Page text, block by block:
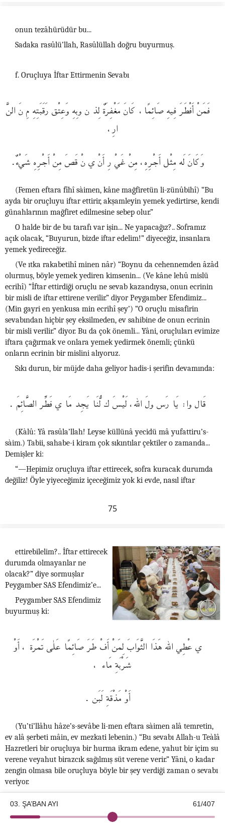
03. ŞA’BAN AYI 61/407
onun tezâhürüdür bu...
Sadaka rasûlü’llah, Rasûlüllah doğru buyurmuş.
f. Oruçluya İftar Ettirmenin Sevabı
فَمَنْ أَفْطَرَ فِيهِ صَائِمًا، كَانَ مَغْفِرَةٌ لِذ ن وبِهِ وَعِتْق رَقَبَتِهِ مِ نَ النَّ
ارِ،
وَكَانَ لَه مِثْل أَجْرِهِ، مِنْ غَيْ رِ أَنْ ي نْ قَصَ مِنْ أَجْرِهِ شَيْءٌ.
(Femen eftara fîhî sàimen, kâne mağfiretün li-zünûbihî) “Bu
ayda bir oruçluyu iftar ettirir, akşamleyin yemek yedirtirse, kendi
günahlarının mağfiret edilmesine sebep olur.”
O halde bir de bu tarafı var işin... Ne yapacağız?.. Soframız
açık olacak, “Buyurun, bizde iftar edelim!” diyeceğiz, insanlara
yemek yedireceğiz.
(Ve ıtka rakabetihî minen nâr) “Boynu da cehennemden âzâd
olurmuş, böyle yemek yediren kimsenin... (Ve kâne lehû mislü
ecrihî) “İftar ettirdiği oruçlu ne sevab kazandıysa, onun ecrinin
bir misli de iftar ettirene verilir.” diyor Peygamber Efendimiz...
(Min gayri en yenkusa min ecrihî şey’) “O oruçlu misafirin
sevabından hiçbir şey eksilmeden, ev sahibine de onun ecrinin
bir misli verilir.” diyor. Bu da çok önemli... Yâni, oruçluları evimize
iftara çağırmak ve onlara yemek yedirmek önemli; çünkü
onların ecrinin bir mislini alıyoruz.
Sıkı durun, bir müjde daha geliyor hadis-i şerifin devamında:
قَال وا: يَا رَس ولَ الله، لَيْسَ ك لُّنَا يَجِد مَا ي فَطِّر الصَّائِمَ .
(Kàlû: Yâ rasûla’llah! Leyse küllünâ yecidü mâ yufattiru’s-
sàim.) Tabii, sahabe-i kiram çok sıkıntılar çektiler o zamanda...
Demişler ki:
“—Hepimiz oruçluya iftar ettirecek, sofra kuracak durumda
değiliz! Öyle yiyeceğimiz içeceğimiz yok ki evde, nasıl iftar
75
ettirebilelim?.. İftar ettirecek
durumda olmayanlar ne
olacak?” diye sormuşlar
Peygamber SAS Efendimiz’e...
Peygamber SAS Efendimiz
buyurmuş ki:
ي عْطِي الله هَذَا الثَّوَابَ لِمَنْ أَفْ طَرَ صَائِمًا عَلٰى تَمْرَة ، أَوْ
شَرْبَةِ مَاء ،
أَوْ مَذْقَةِ لَبَن .
(Yu’ti’llâhu hâze’s-sevâbe li-men eftara sàimen alâ temretin,
ev alâ şerbeti mâin, ev mezkati lebenin.) “Bu sevabı Allah-u Teàlâ
Hazretleri bir oruçluya bir hurma ikram edene, yahut bir içim su
verene veyahut birazcık sağılmış süt verene verir.” Yâni, o kadar
zengin olmasa bile oruçluya böyle bir şey verdiği zaman o sevabı
veriyor.
insan yanında sarılı hurma filân bulundursa, gàlibâ kârlı olur.
Yolda giderken insan bazan yetişemiyor, trafik sıkışık oluyor,
©2026 Kotku Enstitüsü v2.8.3